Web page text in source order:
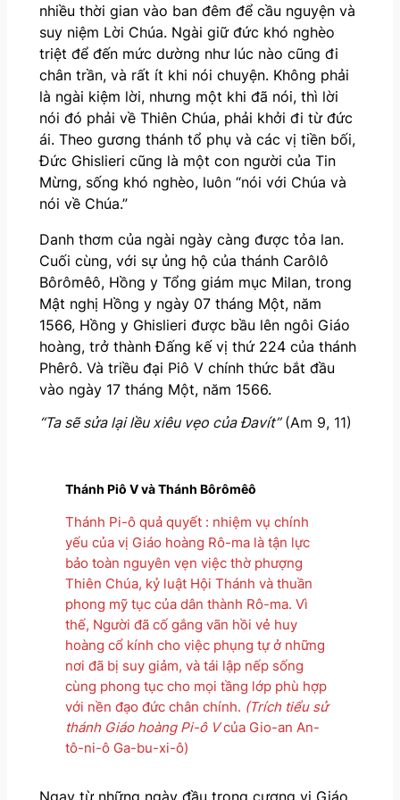
nhiều thời gian vào ban đêm để cầu nguyện và
suy niệm Lời Chúa. Ngài giữ đức khó nghèo
triệt để đến mức dường như lúc nào cũng đi
chân trần, và rất ít khi nói chuyện. Không phải
là ngài kiệm lời, nhưng một khi đã nói, thì lời
nói đó phải về Thiên Chúa, phải khởi đi từ đức
ái. Theo gương thánh tổ phụ và các vị tiền bối,
Đức Ghislieri cũng là một con người của Tin
Mừng, sống khó nghèo, luôn “nói với Chúa và
nói về Chúa.”
Danh thơm của ngài ngày càng được tỏa lan.
Cuối cùng, với sự ủng hộ của thánh Carôlô
Bôrômêô, Hồng y Tổng giám mục Milan, trong
Mật nghị Hồng y ngày 07 tháng Một, năm
1566, Hồng y Ghislieri được bầu lên ngôi Giáo
hoàng, trở thành Đấng kế vị thứ 224 của thánh
Phêrô. Và triều đại Piô V chính thức bắt đầu
vào ngày 17 tháng Một, năm 1566.
“Ta sẽ sửa lại lều xiêu vẹo của Đavít”(Am 9, 11)
Thánh Piô V và Thánh Bôrômêô
Thánh Pi-ô quả quyết : nhiệm vụ chính
yếu của vị Giáo hoàng Rô-ma là tận lực
bảo toàn nguyên vẹn việc thờ phượng
Thiên Chúa, kỷ luật Hội Thánh và thuần
phong mỹ tục của dân thành Rô-ma. Vì
thế, Người đã cố gắng vãn hồi vẻ huy
hoàng cổ kính cho việc phụng tự ở những
nơi đã bị suy giảm, và tái lập nếp sống
cùng phong tục cho mọi tầng lớp phù hợp
với nền đạo đức chân chính. (Trích tiểu sử
thánh Giáo hoàng Pi-ô Vcủa Gio-an An-
tô-ni-ô Ga-bu-xi-ô)
Ngay từ những ngày đầu trong cương vị Giáo